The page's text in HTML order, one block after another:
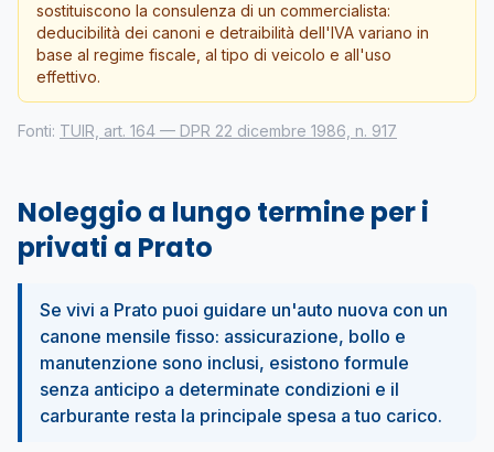
sostituiscono la consulenza di un commercialista:
deducibilità dei canoni e detraibilità dell'IVA variano in
base al regime fiscale, al tipo di veicolo e all'uso
effettivo.
Fonti: TUIR, art. 164 — DPR 22 dicembre 1986, n. 917
Noleggio a lungo termine per i
privati a Prato
Se vivi a Prato puoi guidare un'auto nuova con un
canone mensile fisso: assicurazione, bollo e
manutenzione sono inclusi, esistono formule
senza anticipo a determinate condizioni e il
carburante resta la principale spesa a tuo carico.